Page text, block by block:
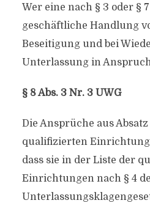
Wer eine nach § 3 oder §
geschäftliche Handlung
Beseitigung und bei
Unterlassung in
§ 8 Abs. 3 Nr. 3 UWG
Die Ansprüche aus Absatz
qualifizierten
dass sie in der Liste der
Einrichtungen nach § 4